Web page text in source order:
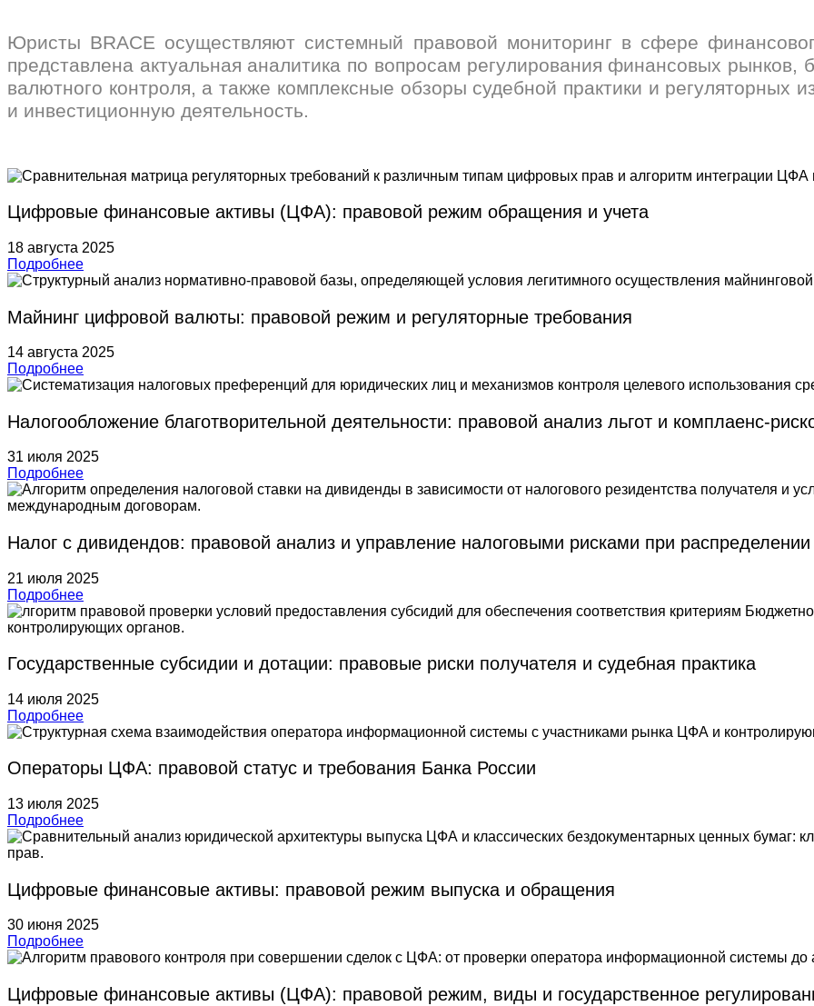
Юристы BRACE осуществляют системный правовой мониторинг в сфере
представлена актуальная аналитика по вопросам регулирования финансовых рынков,
валютного контроля, а также комплексные обзоры судебной практики и
и инвестиционную деятельность.
Цифровые финансовые активы (ЦФА): правовой режим обращения и учета
18 августа 2025
Подробнее
Майнинг цифровой валюты: правовой режим и регуляторные требования
14 августа 2025
Подробнее
Налогообложение благотворительной деятельности: правовой анализ льгот и комплаенс-
31 июля 2025
Подробнее
Налог с дивидендов: правовой анализ и управление налоговыми рисками при
21 июля 2025
Подробнее
Государственные субсидии и дотации: правовые риски получателя и судебная практика
14 июля 2025
Подробнее
Операторы ЦФА: правовой статус и требования Банка России
13 июля 2025
Подробнее
Цифровые финансовые активы: правовой режим выпуска и обращения
30 июня 2025
Подробнее
Цифровые финансовые активы (ЦФА): правовой режим, виды и государственное